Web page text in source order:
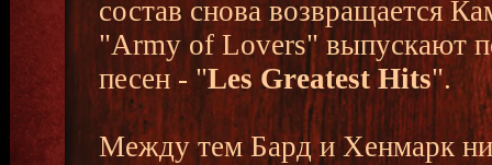
состав снова возвращается
"Army of Lovers" выпускают
песен - "Les Greatest Hits".
Между тем Бард и Хенмарк